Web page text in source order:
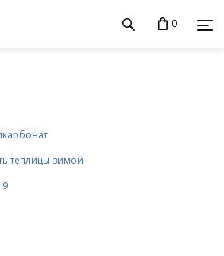
0
теплицы зимой